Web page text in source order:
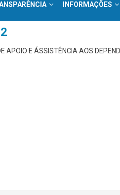
INFORMAÇÕES
APOIO E ÁSSISTÊNCIA AOS